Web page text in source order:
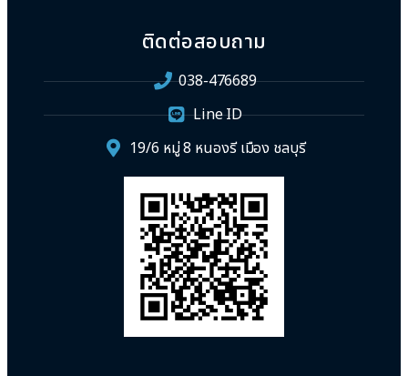
ติดต่อสอบถาม
038-476689
Line ID
19/6 หมู่ 8 หนองรี เมือง ชลบุรี